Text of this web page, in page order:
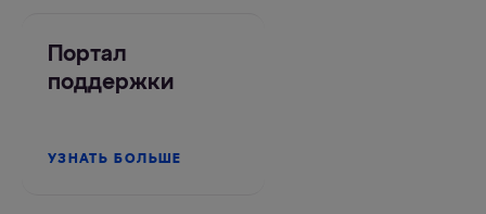
Портал
поддержки
УЗНАТЬ БОЛЬШЕ